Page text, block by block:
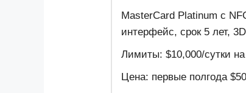
MasterCard Platinum с
интерфейс, срок 5 лет,
Лимиты: $10,000/сутки
Цена: первые полгода